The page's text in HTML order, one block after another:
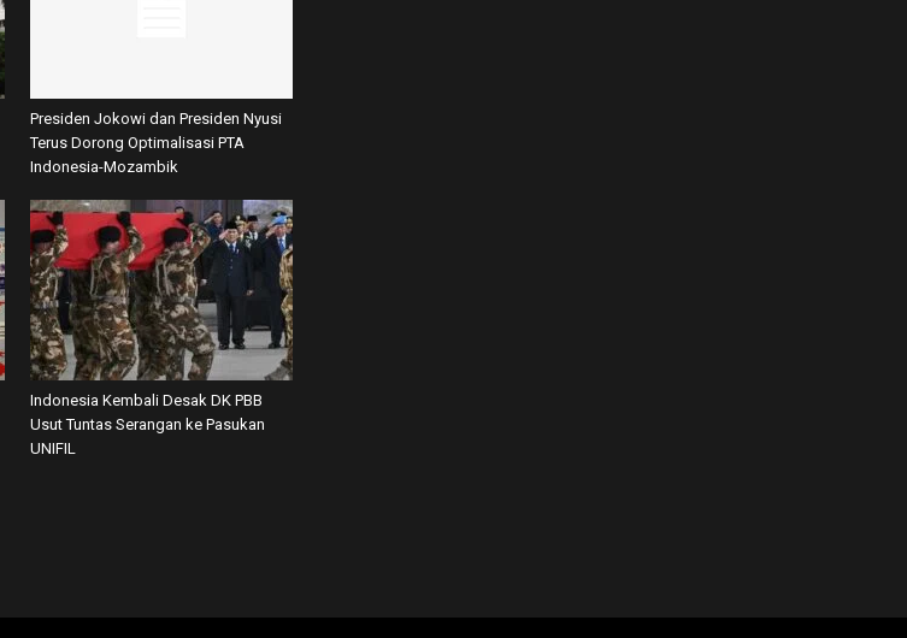
Presiden Jokowi dan Presiden Nyusi
Terus Dorong Optimalisasi PTA
Indonesia-Mozambik
Indonesia Kembali Desak DK PBB
Usut Tuntas Serangan ke Pasukan
UNIFIL